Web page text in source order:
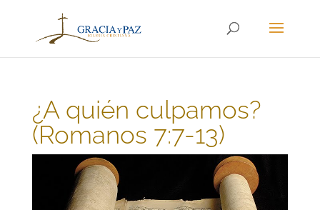
¿A quién culpamos?
(Romanos 7:7-13)